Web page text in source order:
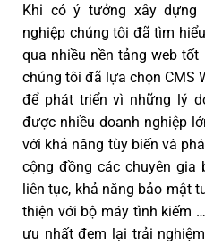
Khi có ý tưởng xây dựng
nghiệp chúng tôi đã tìm
qua nhiều nền tảng web
chúng tôi đã lựa chọn CMS
để phát triển vì những lý
được nhiều doanh nghiệp
với khả năng tùy biến và
cộng đồng các chuyên gia
liên tục, khả năng bảo mật
thiện với bộ máy tình kiếm
ưu nhất đem lại trải